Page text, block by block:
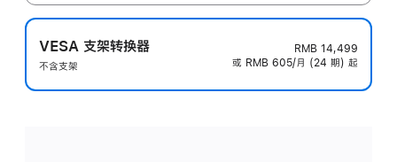
VESA 支架转换器
不含支架
RMB 14,499
或 RMB 605/月 (24 期) 起